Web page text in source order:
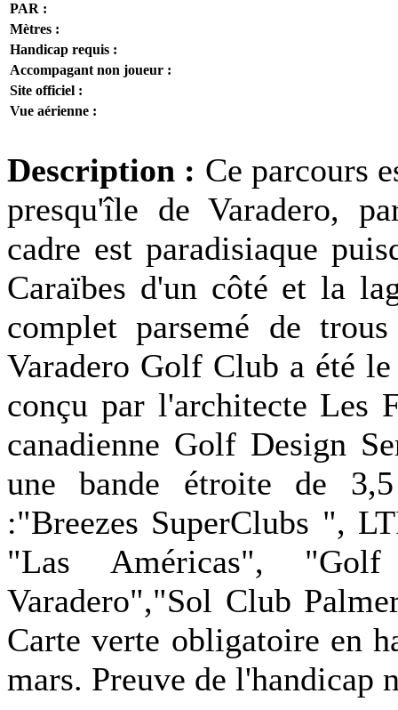
PAR :
Mètres :
Handicap requis :
Accompagant non joueur :
Site officiel :
Vue aérienne :
Description : Ce parcours
presqu'île de Varadero,
cadre est paradisiaque
Caraïbes d'un côté et la
complet parsemé de
Varadero Golf Club a été
conçu par l'architecte Les
canadienne Golf Design
une bande étroite de
:"Breezes SuperClubs ",
"Las Américas",
Varadero","Sol Club
Carte verte obligatoire en
mars. Preuve de l'handicap